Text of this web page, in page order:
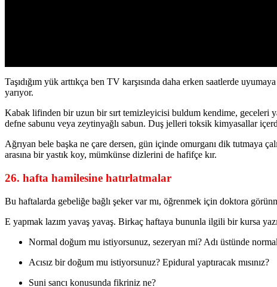
Taşıdığım yük arttıkça ben TV karşısında daha erken saatlerde
yarıyor.
Kabak lifinden bir uzun bir sırt temizleyicisi buldum kendime, geceleri
defne sabunu veya zeytinyağlı sabun. Duş jelleri toksik kimyasallar
Ağrıyan bele başka ne çare dersen, gün içinde omurganı dik tutmaya
arasına bir yastık koy, mümkünse dizlerini de hafifçe kır.
26. hafta hamilesine hatırlatmalar
Bu haftalarda gebeliğe bağlı şeker var mı, öğrenmek için doktora
E yapmak lazım yavaş yavaş. Birkaç haftaya bununla ilgili bir kursa
Normal doğum mu istiyorsunuz, sezeryan mi? Adı üstünde
Acısız bir doğum mu istiyorsunuz? Epidural yaptıracak mısınız?
Suni sancı konusunda fikriniz ne?